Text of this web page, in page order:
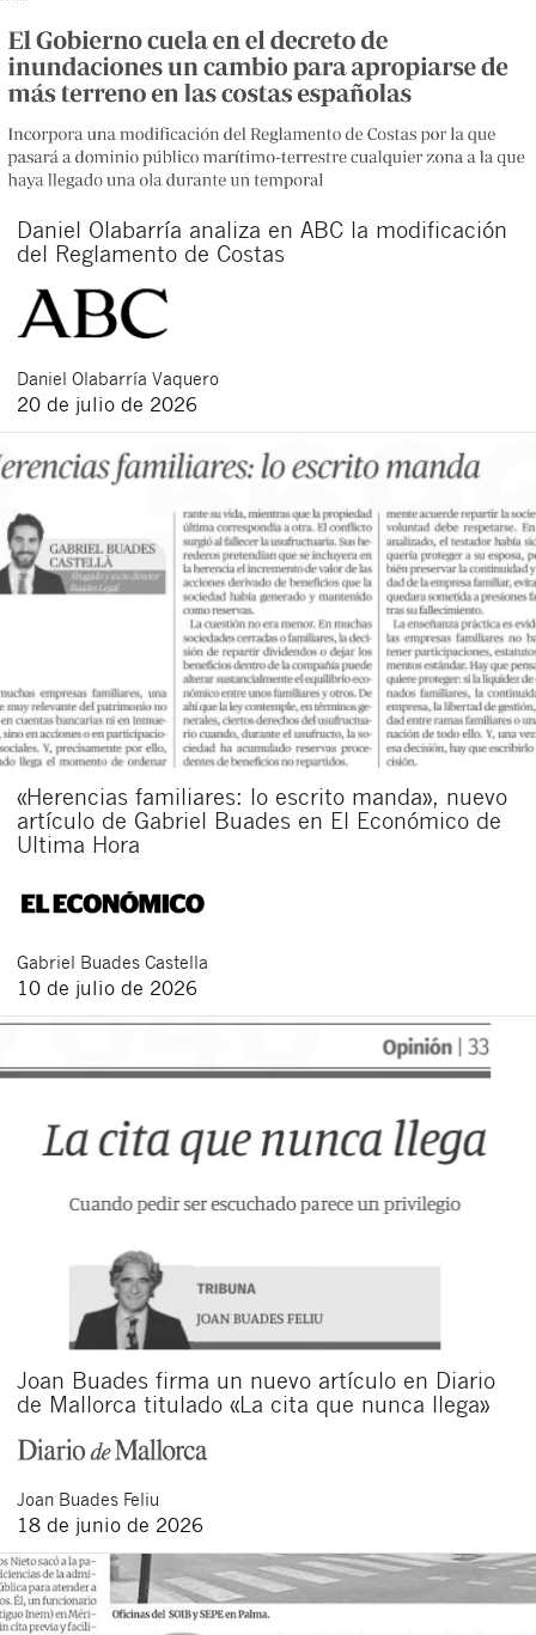
Daniel Olabarría analiza en ABC la modificación
del Reglamento de Costas
Daniel Olabarría Vaquero
20 de julio de 2026
«Herencias familiares: lo escrito manda», nuevo
artículo de Gabriel Buades en El Económico de
Ultima Hora
Gabriel Buades Castella
10 de julio de 2026
Joan Buades firma un nuevo artículo en Diario
de Mallorca titulado «La cita que nunca llega»
Joan Buades Feliu
18 de junio de 2026